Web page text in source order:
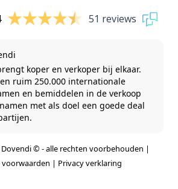
51 reviews
koper en verkoper bij elkaar.
ruim 250.000 internationale
en bemiddelen in de verkoop
met als doel een goede deal
© - alle rechten voorbehouden |
voorwaarden | Privacy verklaring